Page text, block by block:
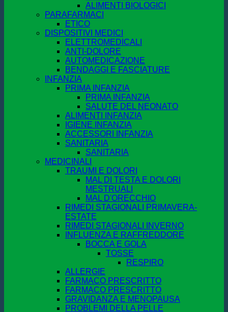
ALIMENTI BIOLOGICI
PARAFARMACI
ETICO
DISPOSITIVI MEDICI
ELETTROMEDICALI
ANTI-DOLORE
AUTOMEDICAZIONE
BENDAGGI E FASCIATURE
INFANZIA
PRIMA INFANZIA
PRIMA INFANZIA
SALUTE DEL NEONATO
ALIMENTI INFANZIA
IGIENE INFANZIA
ACCESSORI INFANZIA
SANITARIA
SANITARIA
MEDICINALI
TRAUMI E DOLORI
MAL DI TESTA E DOLORI
MESTRUALI
MAL D'ORECCHIO
RIMEDI STAGIONALI PRIMAVERA-
ESTATE
RIMEDI STAGIONALI INVERNO
INFLUENZA E RAFFREDDORE
BOCCA E GOLA
TOSSE
RESPIRO
ALLERGIE
FARMACO PRESCRITTO
FARMACO PRESCRITTO
GRAVIDANZA E MENOPAUSA
PROBLEMI DELLA PELLE